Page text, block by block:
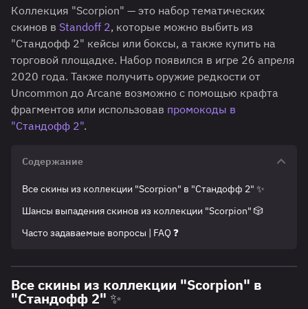
Коллекция "Scorpion" — это набор тематических
скинов в Standoff 2, которые можно выбить из
"Стандофф 2" кейсы или боксы, а также купить на
торговой площадке. Набор появился в игре 26 апреля
2020 года. Также получить оружие редкости от
Uncommon до Arcane возможно с помощью крафта
фрагментов или использовав промокоды в
"Стандофф 2".
Содержание
Все скины из коллекции "Scorpion" в "Стандофф 2" ✨
Шансы выпадения скинов из коллекции "Scorpion" 🎲
Часто задаваемые вопросы | FAQ ❓
Все скины из коллекции "Scorpion" в
"Стандофф 2" ✨